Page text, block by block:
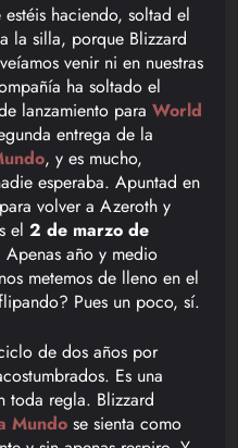
haciendo, soltad el
la silla, porque Blizzard
venir ni en nuestras
ha soltado el
lanzamiento para World
entrega de la
, y es mucho,
esperaba. Apuntad en
volver a Azeroth y
el 2 de marzo de
año y medio
metemos de lleno en el
Pues un poco, sí.
de dos años por
Es una
toda regla. Blizzard
Mundo se sienta como